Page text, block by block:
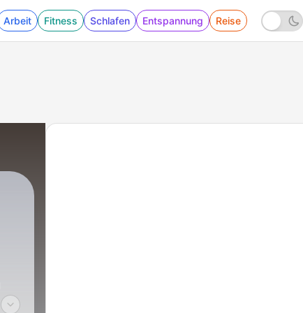
Arbeit Fitness Schlafen Entspannung Reise